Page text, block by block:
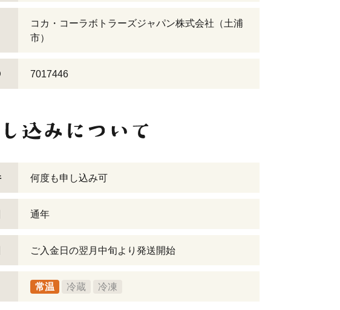
コカ・コーラボトラーズジャパン株式会社（土浦
市）
7017446
何度も申し込み可
通年
ご入金日の翌月中旬より発送開始
常温 冷蔵 冷凍